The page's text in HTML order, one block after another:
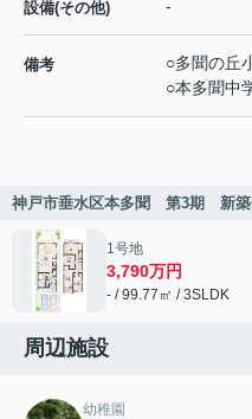
設備(その他) -
備考
○多聞の丘
○本多聞中
神戸市垂水区本多聞 第3期 新築
1号地
3,790万円
- / 99.77㎡ / 3SLDK
周辺施設
幼稚園